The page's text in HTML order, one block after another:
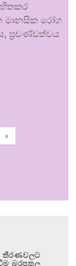
මානසික රෝග
ප්‍රචණ්ඩත්වය
»
තීරණවලට
බරපතල